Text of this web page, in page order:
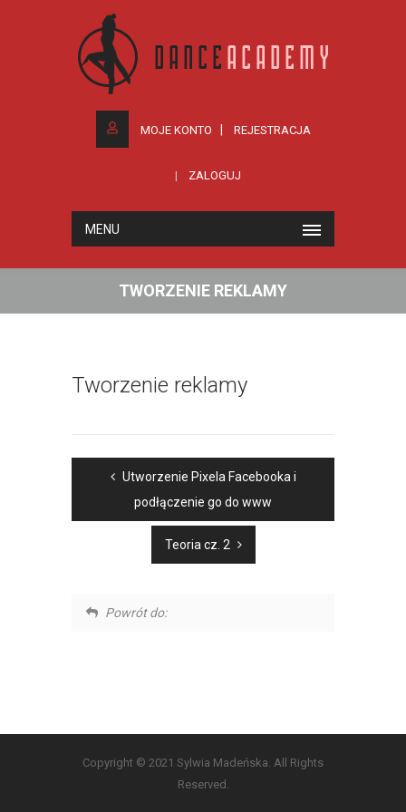
MOJE KONTO REJESTRACJA
ZALOGUJ
MENU
TWORZENIE REKLAMY
Tworzenie reklamy
Utworzenie Pixela Facebooka i
podłączenie go do www
Teoria cz. 2
Powrót do:
Copyright © 2021 Sylwia Madeńska. All Rights
Reserved.